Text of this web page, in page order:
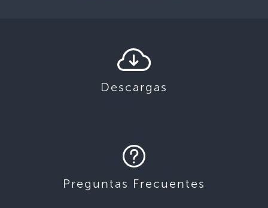
Descargas
Preguntas Frecuentes